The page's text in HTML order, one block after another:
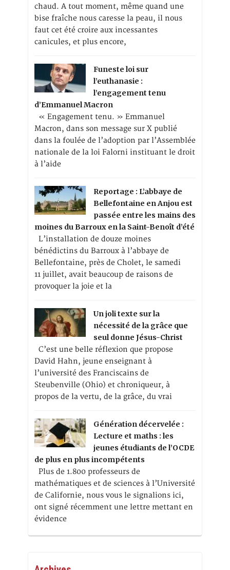
chaud. A tout moment, même quand une
bise fraîche nous caresse la peau, il nous
faut cet été croire aux incessantes
canicules, et plus encore,
Funeste loi sur
l’euthanasie :
l’engagement tenu
d’Emmanuel Macron
« Engagement tenu. » Emmanuel
Macron, dans son message sur X publié
dans la foulée de l’adoption par l’Assemblée
nationale de la loi Falorni instituant le droit
à l’aide
Reportage : L’abbaye de
Bellefontaine en Anjou est
passée entre les mains des
moines du Barroux en la Saint-Benoît d’été
L’installation de douze moines
bénédictins du Barroux à l’abbaye de
Bellefontaine, près de Cholet, le samedi
11 juillet, avait beaucoup de raisons de
provoquer la joie et la
Un joli texte sur la
nécessité de la grâce que
seul donne Jésus-Christ
C’est une belle réflexion que propose
David Hahn, jeune enseignant à
l’université des Franciscains de
Steubenville (Ohio) et chroniqueur, à
propos de la vertu, de la grâce, du vrai
Génération décervelée :
Lecture et maths : les
jeunes étudiants de l’OCDE
de plus en plus incompétents
Plus de 1.800 professeurs de
mathématiques et de sciences à l’Université
de Californie, nous vous le signalions ici,
ont signé récemment une lettre mettant en
évidence